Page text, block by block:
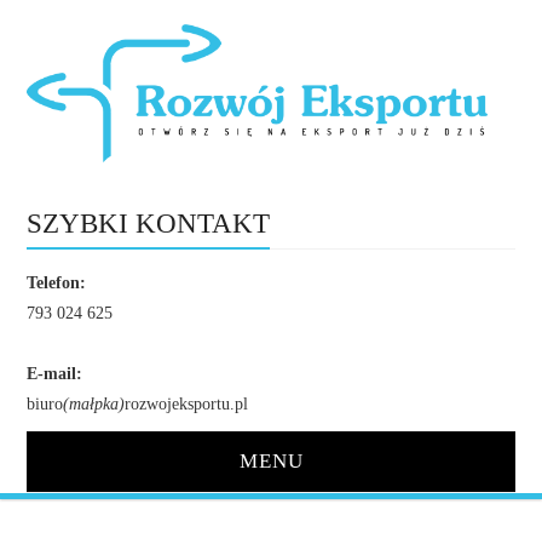
SZYBKI KONTAKT
Telefon:
793 024 625
E-mail:
biuro(małpka)rozwojeksportu.pl
MENU